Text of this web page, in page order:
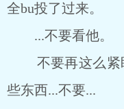
全bu投了过来。
...不要看他。
不要再这么紧盯
些东西...不要...